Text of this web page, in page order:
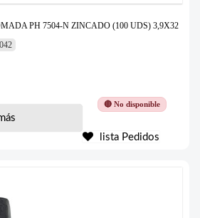
PH 7504-N ZINCADO (100 UDS) 3,9X32
🔴 No disponible
lista Pedidos